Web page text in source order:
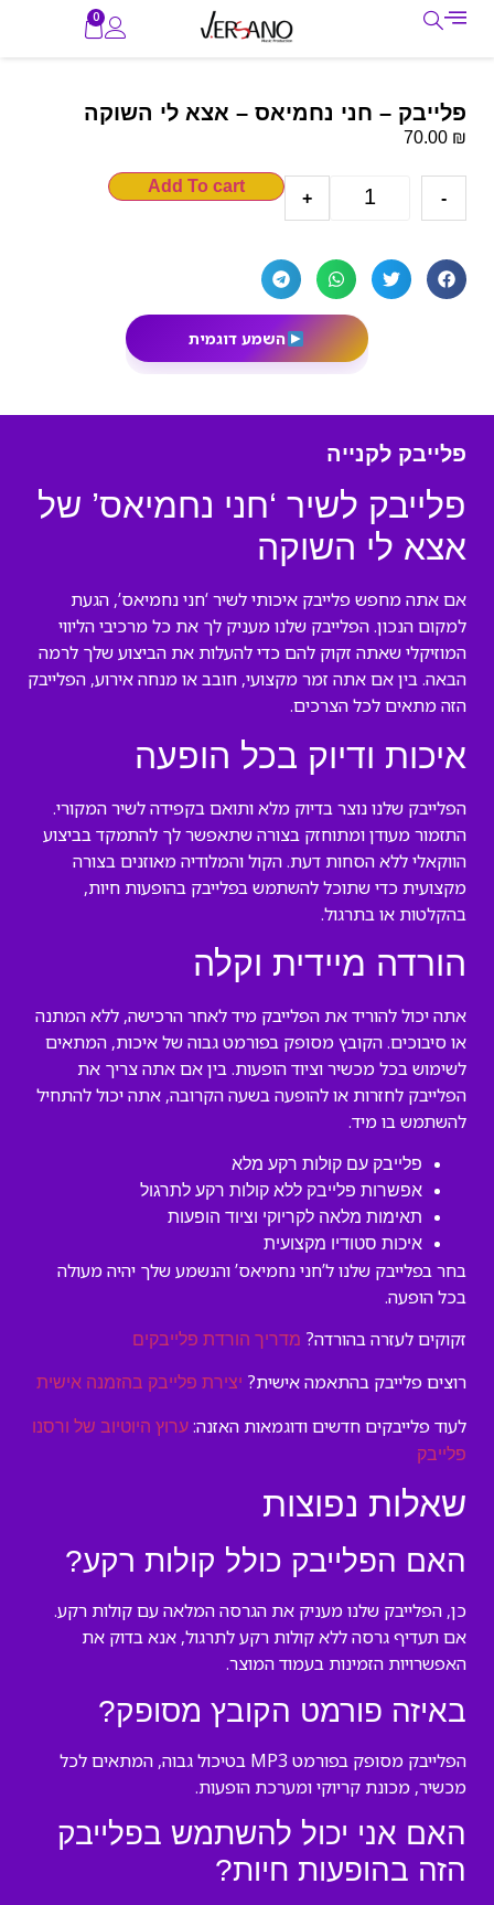
0
פלייבק – חני נחמיאס – אצא לי השוקה
70.00 ₪
-
+
Add To cart
השמע דוגמית
פלייבק לקנייה
פלייבק לשיר ‘חני נחמיאס’ של
אצא לי השוקה
אם אתה מחפש פלייבק איכותי לשיר ‘חני נחמיאס’, הגעת
למקום הנכון. הפלייבק שלנו מעניק לך את כל מרכיבי הליווי
המוזיקלי שאתה זקוק להם כדי להעלות את הביצוע שלך לרמה
הבאה. בין אם אתה זמר מקצועי, חובב או מנחה אירוע, הפלייבק
הזה מתאים לכל הצרכים.
איכות ודיוק בכל הופעה
הפלייבק שלנו נוצר בדיוק מלא ותואם בקפידה לשיר המקורי.
התזמור מעודן ומתוחזק בצורה שתאפשר לך להתמקד בביצוע
הווקאלי ללא הסחות דעת. הקול והמלודיה מאוזנים בצורה
מקצועית כדי שתוכל להשתמש בפלייבק בהופעות חיות,
בהקלטות או בתרגול.
הורדה מיידית וקלה
אתה יכול להוריד את הפלייבק מיד לאחר הרכישה, ללא המתנה
או סיבוכים. הקובץ מסופק בפורמט גבוה של איכות, המתאים
לשימוש בכל מכשיר וציוד הופעות. בין אם אתה צריך את
הפלייבק לחזרות או להופעה בשעה הקרובה, אתה יכול להתחיל
להשתמש בו מיד.
פלייבק עם קולות רקע מלא
אפשרות פלייבק ללא קולות רקע לתרגול
תאימות מלאה לקריוקי וציוד הופעות
איכות סטודיו מקצועית
בחר בפלייבק שלנו ל’חני נחמיאס’ והנשמע שלך יהיה מעולה
בכל הופעה.
זקוקים לעזרה בהורדה? מדריך הורדת פלייבקים
רוצים פלייבק בהתאמה אישית? יצירת פלייבק בהזמנה אישית
לעוד פלייבקים חדשים ודוגמאות האזנה: ערוץ היוטיוב של ורסנו
פלייבק
שאלות נפוצות
האם הפלייבק כולל קולות רקע?
כן, הפלייבק שלנו מעניק את הגרסה המלאה עם קולות רקע.
אם תעדיף גרסה ללא קולות רקע לתרגול, אנא בדוק את
האפשרויות הזמינות בעמוד המוצר.
באיזה פורמט הקובץ מסופק?
הפלייבק מסופק בפורמט MP3 בטיכול גבוה, המתאים לכל
מכשיר, מכונת קריוקי ומערכת הופעות.
האם אני יכול להשתמש בפלייבק
הזה בהופעות חיות?